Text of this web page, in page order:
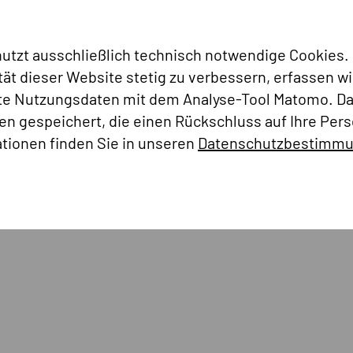
ausschließlich technisch notwendige Cookies.
dieser Website stetig zu verbessern, erfassen
Nutzungsdaten mit dem Analyse-Tool Matomo.
gespeichert, die einen Rückschluss auf Ihre
finden Sie in unseren
Psy-RENA
Jugend fördert seit 2021 das Projekt Kompetenznetz
vorhandenes Wissen zu bündeln, Forschungslücken zu
auf Prävention. Die Gesellschaft für
Bund ist, verfolgt einen ähnlichen Ansatz.
Herausforderungen“. Dort heißt es unter anderem,
zu bekämpfen.